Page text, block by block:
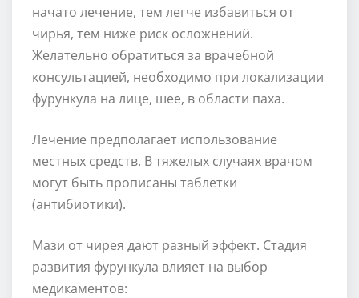
начато лечение, тем легче избавиться от
чирья, тем ниже риск осложнений.
Желательно обратиться за врачебной
консультацией, необходимо при локализации
фурункула на лице, шее, в области паха.
Лечение предполагает использование
местных средств. В тяжелых случаях врачом
могут быть прописаны таблетки
(антибиотики).
Мази от чирея дают разный эффект. Стадия
развития фурункула влияет на выбор
медикаментов: